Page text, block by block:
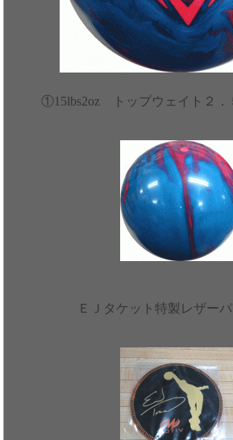
①15lbs2oz トップウェイト２
ＥＪタケット特製レザー